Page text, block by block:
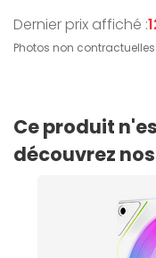
Dernier prix affiché :
Photos non contractuelles
Ce produit
découvrez